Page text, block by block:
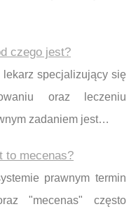
czego jest?
lekarz specjalizujący się
oraz leczeniu
zadaniem jest…
to mecenas?
prawnym termin
"mecenas" często